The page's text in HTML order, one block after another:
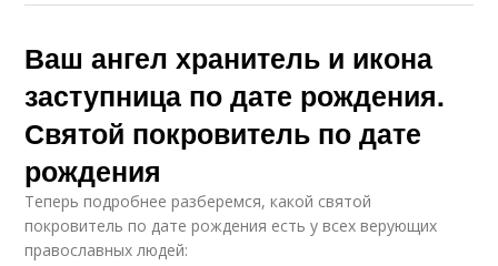
Ваш ангел хранитель и икона
заступница по дате рождения.
Святой покровитель по дате
рождения
Теперь подробнее разберемся, какой святой
покровитель по дате рождения есть у всех верующих
православных людей: